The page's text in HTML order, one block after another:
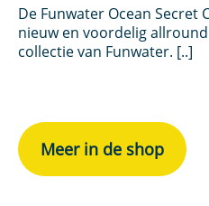
De Funwater Ocean Secret
nieuw en voordelig
collectie van Funwater. [..]
Meer in de shop